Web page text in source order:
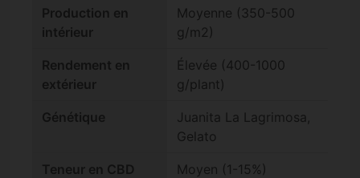
Production en
intérieur
Moyenne (350-500
g/m2)
Rendement en
extérieur
Élevée (400-1000
g/plant)
Génétique
Juanita La Lagrimosa,
Gelato
Teneur en CBD Moyen (1-15%)